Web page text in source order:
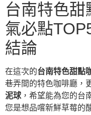
台南特色甜
氣必點
結論
在這次的台南特色甜點
巷弄間的特色咖啡廳，
泥球 ，希望能為您的台
您是想品嚐新鮮草莓的